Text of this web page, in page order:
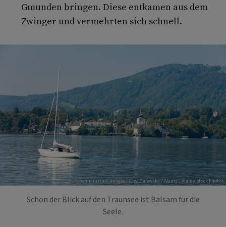
Gmunden bringen. Diese entkamen aus dem
Zwinger und vermehrten sich schnell.
Foto: mauritius images / Olga Gajewska / Alamy / Alamy Stock Photos
Schon der Blick auf den Traunsee ist Balsam für die
Seele.